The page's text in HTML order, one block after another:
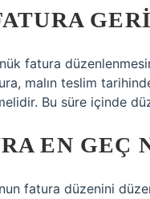
fatura
malın teslim
Bu süre içinde
EN GEÇ
fatura düzenini